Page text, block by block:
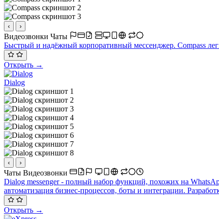
‹ ›
Видеозвонки Чаты
Быстрый и надёжный корпоративный мессенджер. Compass
Открыть →
Dialog
‹ ›
Чаты Видеозвонки
Dialog messenger - полный набор функций, похожих на
автоматизация бизнес-процессов, боты и интеграции.
Открыть →